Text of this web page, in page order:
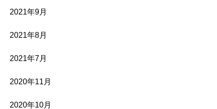
2021年9月
2021年8月
2021年7月
2020年11月
2020年10月